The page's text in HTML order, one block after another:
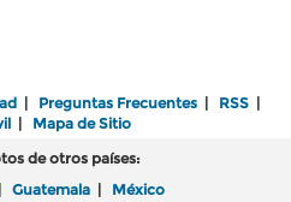
| Preguntas Frecuentes | RSS |
| Mapa de Sitio
de otros países:
| Guatemala | México